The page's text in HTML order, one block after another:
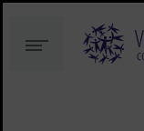
au
contenu
à
Menu